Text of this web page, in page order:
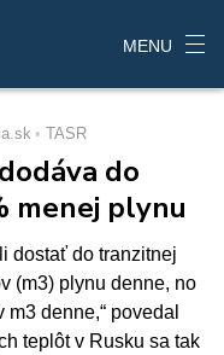
MENU
TASR
do
menej plynu
dostať do tranzitnej
(m3) plynu denne, no
denne,“ povedal
teplôt v Rusku sa tak